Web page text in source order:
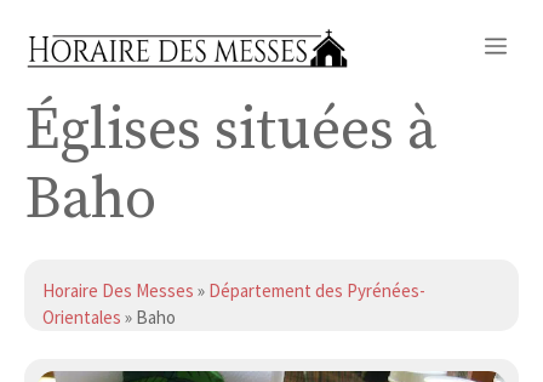
Églises situées à
Baho
Horaire Des Messes » Département des Pyrénées-
Orientales » Baho